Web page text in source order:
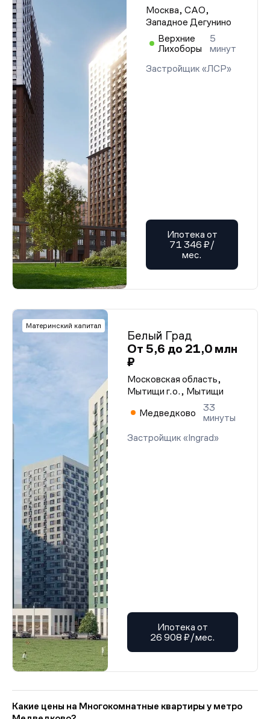
Москва, САО,
Западное Дегунино
Верхние
Лихоборы
5
минут
Застройщик «ЛСР»
Ипотека от
71 346 ₽/
мес.
Материнский капитал
Белый Град
От 5,6 до 21,0 млн
₽
Московская область,
Мытищи г.о., Мытищи
Медведково
33
минуты
Застройщик «Ingrad»
Ипотека от
26 908 ₽/мес.
Какие цены на Многокомнатные квартиры у метро